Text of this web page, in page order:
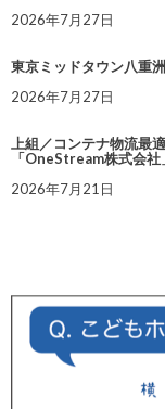
2026年7月27日
東京ミッドタウン八重
2026年7月27日
上組／コンテナ物流最
「OneStream株式会
2026年7月21日